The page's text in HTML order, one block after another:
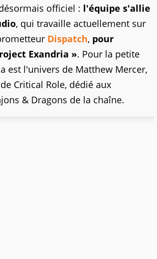
officiel : l'équipe s'allie
, qui travaille actuellement sur
Dispatch, pour
Exandria ». Pour la petite
est l'univers de Matthew Mercer,
Critical Role, dédié aux
& Dragons de la chaîne.